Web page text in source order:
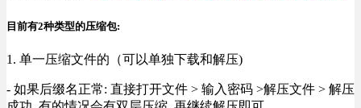
目前有2种类型的压缩包:
1. 单一压缩文件的（可以单独下载和解压)
- 如果后缀名正常: 直接打开文件 > 输入密码 >解压文件 > 解压